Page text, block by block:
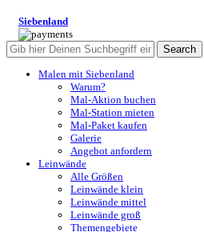
Siebenland
Search
Malen mit Siebenland
Warum?
Mal-Aktion buchen
Mal-Station mieten
Mal-Paket kaufen
Galerie
Angebot anfordern
Leinwände
Alle Größen
Leinwände klein
Leinwände mittel
Leinwände groß
Themengebiete